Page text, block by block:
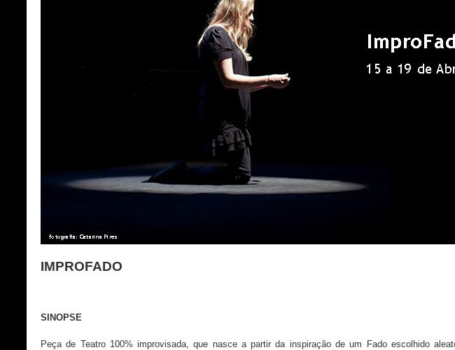
IMPROFADO
SINOPSE
Peça de Teatro 100% improvisada, que nasce a partir da inspiração de um Fado escolhido